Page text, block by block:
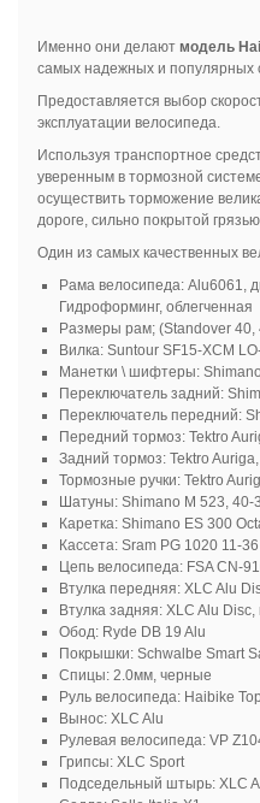
Именно они делают модель
самых надежных и популярных
Предоставляется выбор
эксплуатации велосипеда.
Используя транспортное
уверенным в тормозной
осуществить торможение
дороге, сильно покрытой
Один из самых качественных
Рама велосипеда: Alu6061,
Гидроформинг, облегченная
Размеры рам; (Standover 40,
Вилка: Suntour SF15-XCM
Манетки \ шифтеры:
Переключатель задний:
Переключатель передний:
Передний тормоз: Tektro
Задний тормоз: Tektro
Тормозные ручки: Tektro
Шатуны: Shimano M 523, 40-
Каретка: Shimano ES 300
Кассета: Sram PG 1020 11-
Цепь велосипеда: FSA CN-
Втулка передняя: XLC Alu
Втулка задняя: XLC Alu Disc,
Обод: Ryde DB 19 Alu
Покрышки: Schwalbe Smart
Спицы: 2.0мм, черные
Руль велосипеда: Haibike
Вынос: XLC Alu
Рулевая велосипеда: VP
Грипсы: XLC Sport
Подседельный штырь: XLC